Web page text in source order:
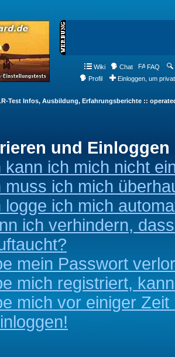
Wiki Chat FAQ
Profil
Einloggen, um
Test Infos, Ausbildung, Erfahrungsberichte ::
und Einloggen
kann ich mich nicht
muss ich mich
logge ich mich
ich verhindern,
mein Passwort
mich registriert,
mich vor einiger